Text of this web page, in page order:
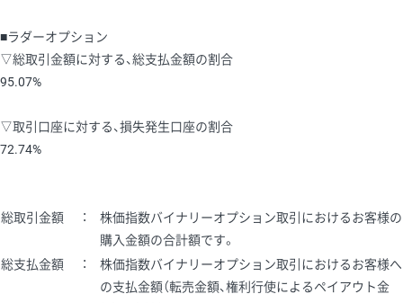
■ラダーオプション
▽総取引金額に対する、総支払金額の割合
95.07%
▽取引口座に対する、損失発生口座の割合
72.74%
総取引金額 ：
株価指数バイナリーオプション取引におけるお客様の
購入金額の合計額です。
総支払金額
：
株価指数バイナリーオプション取引におけるお客様へ
の支払金額（転売金額、権利行使によるペイアウト金